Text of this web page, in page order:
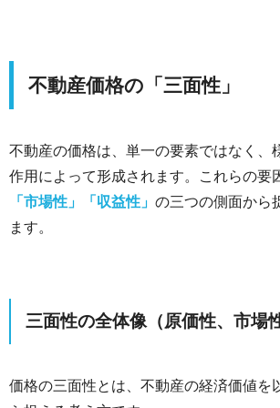
不動産価格の「三面性」
不動産の価格は、単一の要素ではなく、
作用によって形成されます。これらの要
「市場性」「収益性」 の三つの側面から
ます。
三面性の全体像（原価性、市場
価格の三面性とは、不動産の経済価値を